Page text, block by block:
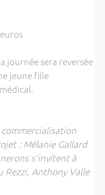
journée sera reversée
jeune fille
commercialisation
: Mélanie Gallard
s’invitent à
Rezzi, Anthony Valle